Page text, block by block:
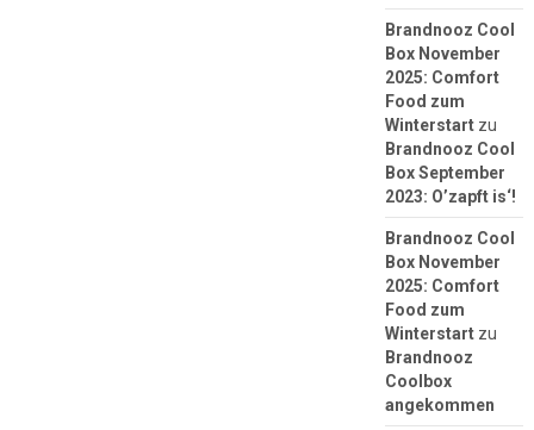
Brandnooz Cool
Box November
2025: Comfort
Food zum
Winterstartzu
Brandnooz Cool
Box September
2023: O’zapft is‘!
Brandnooz Cool
Box November
2025: Comfort
Food zum
Winterstartzu
Brandnooz
Coolbox
angekommen